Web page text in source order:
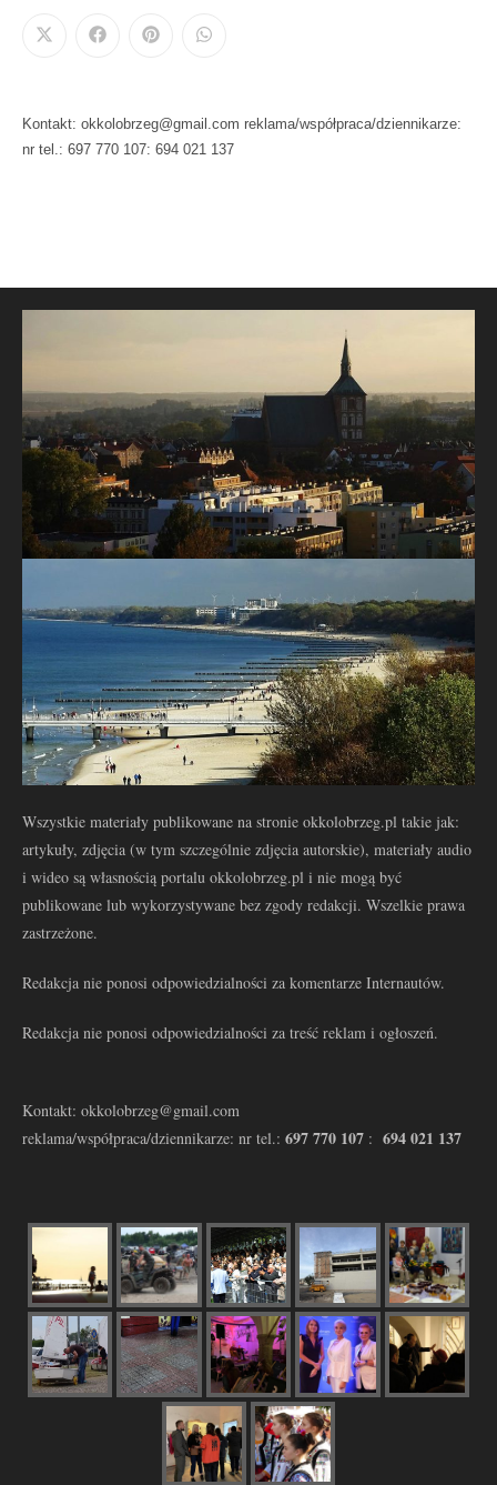
Kontakt: okkolobrzeg@gmail.com reklama/współpraca/dziennikarze:
nr tel.: 697 770 107: 694 021 137
Wszystkie materiały publikowane na stronie okkolobrzeg.pl takie jak:
artykuły, zdjęcia (w tym szczególnie zdjęcia autorskie), materiały audio
i wideo są własnością portalu okkolobrzeg.pl i nie mogą być
publikowane lub wykorzystywane bez zgody redakcji. Wszelkie prawa
zastrzeżone.
Redakcja nie ponosi odpowiedzialności za komentarze Internautów.
Redakcja nie ponosi odpowiedzialności za treść reklam i ogłoszeń.
Kontakt: okkolobrzeg@gmail.com
reklama/współpraca/dziennikarze: nr tel.: 697 770 107 : 694 021 137